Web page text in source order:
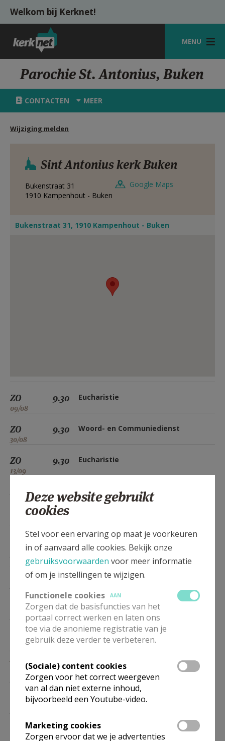
Overslaan en naar de inhoud gaan
Welkom bij Kerknet!
MENU
STARTPAGINA
KERK
VIERINGEN
SHOP
MIJN PAROCHIE
Parochie St. Antonius, Buken
CONTACTEN MEER
Wijziging melden
Sint Antonius kerk Buken
Bukenstraat 31
1910 Kampenhout - Buken
Google Maps
Bukenstraat 31, 1910 Kampenhout - Buken
ZO
09/08
9.30 Eucharistie
ZO
30/08
9.30 Woord- en Communiedienst
ZO
13/09
9.30 Eucharistie
11/10
9.30 Eucharistie
08/11
29/11
9.30 Woord- en Communiedienst
10/01
9.30 Eucharistie
14/02
9.30 Eucharistie
14/03
Deze website gebruikt
cookies
Stel voor een ervaring op maat je voorkeuren
in of aanvaard alle cookies. Bekijk onze
gebruiksvoorwaarden voor meer informatie
of om je instellingen te wijzigen.
Functionele cookies
AAN
Zorgen dat de basisfuncties van het
portaal correct werken en laten ons
toe via de anonieme registratie van je
gebruik deze verder te verbeteren.
(Sociale) content cookies
Zorgen voor het correct weergeven
van al dan niet externe inhoud,
bijvoorbeeld een Youtube-video.
Marketing cookies
Zorgen ervoor dat we je advertenties